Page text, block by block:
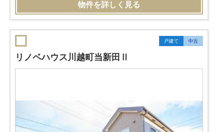
物件を詳しく見る
戸建て 中古
リノベハウス川越町当新田Ⅱ